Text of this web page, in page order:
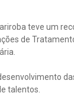
teve um
de
talentos.